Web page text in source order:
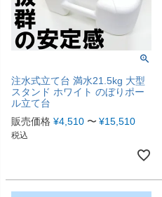
注水式立て台 満水21.5kg 大型
スタンド ホワイト のぼりポー
ル立て台
販売価格 ¥4,510 〜 ¥15,510
税込